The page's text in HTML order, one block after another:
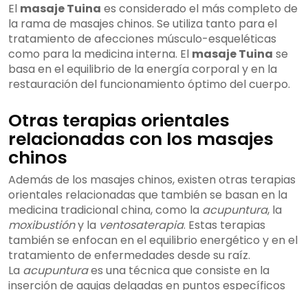
El masaje Tuina es considerado el más completo de
la rama de masajes chinos. Se utiliza tanto para el
tratamiento de afecciones músculo-esqueléticas
como para la medicina interna. El masaje Tuina se
basa en el equilibrio de la energía corporal y en la
restauración del funcionamiento óptimo del cuerpo.
Otras terapias orientales
relacionadas con los masajes
chinos
Además de los masajes chinos, existen otras terapias
orientales relacionadas que también se basan en la
medicina tradicional china, como la acupuntura, la
moxibustióny la ventosaterapia. Estas terapias
también se enfocan en el equilibrio energético y en el
tratamiento de enfermedades desde su raíz.
La acupunturaes una técnica que consiste en la
inserción de agujas delgadas en puntos específicos